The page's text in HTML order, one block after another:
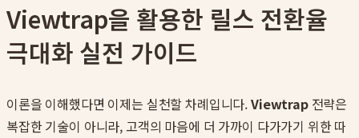
Viewtrap을 활용한 릴스 전환율
극대화 실전 가이드
이론을 이해했다면 이제는 실천할 차례입니다.Viewtrap전략은
복잡한 기술이 아니라, 고객의 마음에 더 가까이 다가가기 위한 따